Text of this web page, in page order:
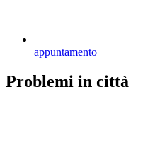
appuntamento
Problemi in città